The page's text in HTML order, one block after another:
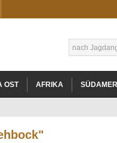
OST AFRIKA